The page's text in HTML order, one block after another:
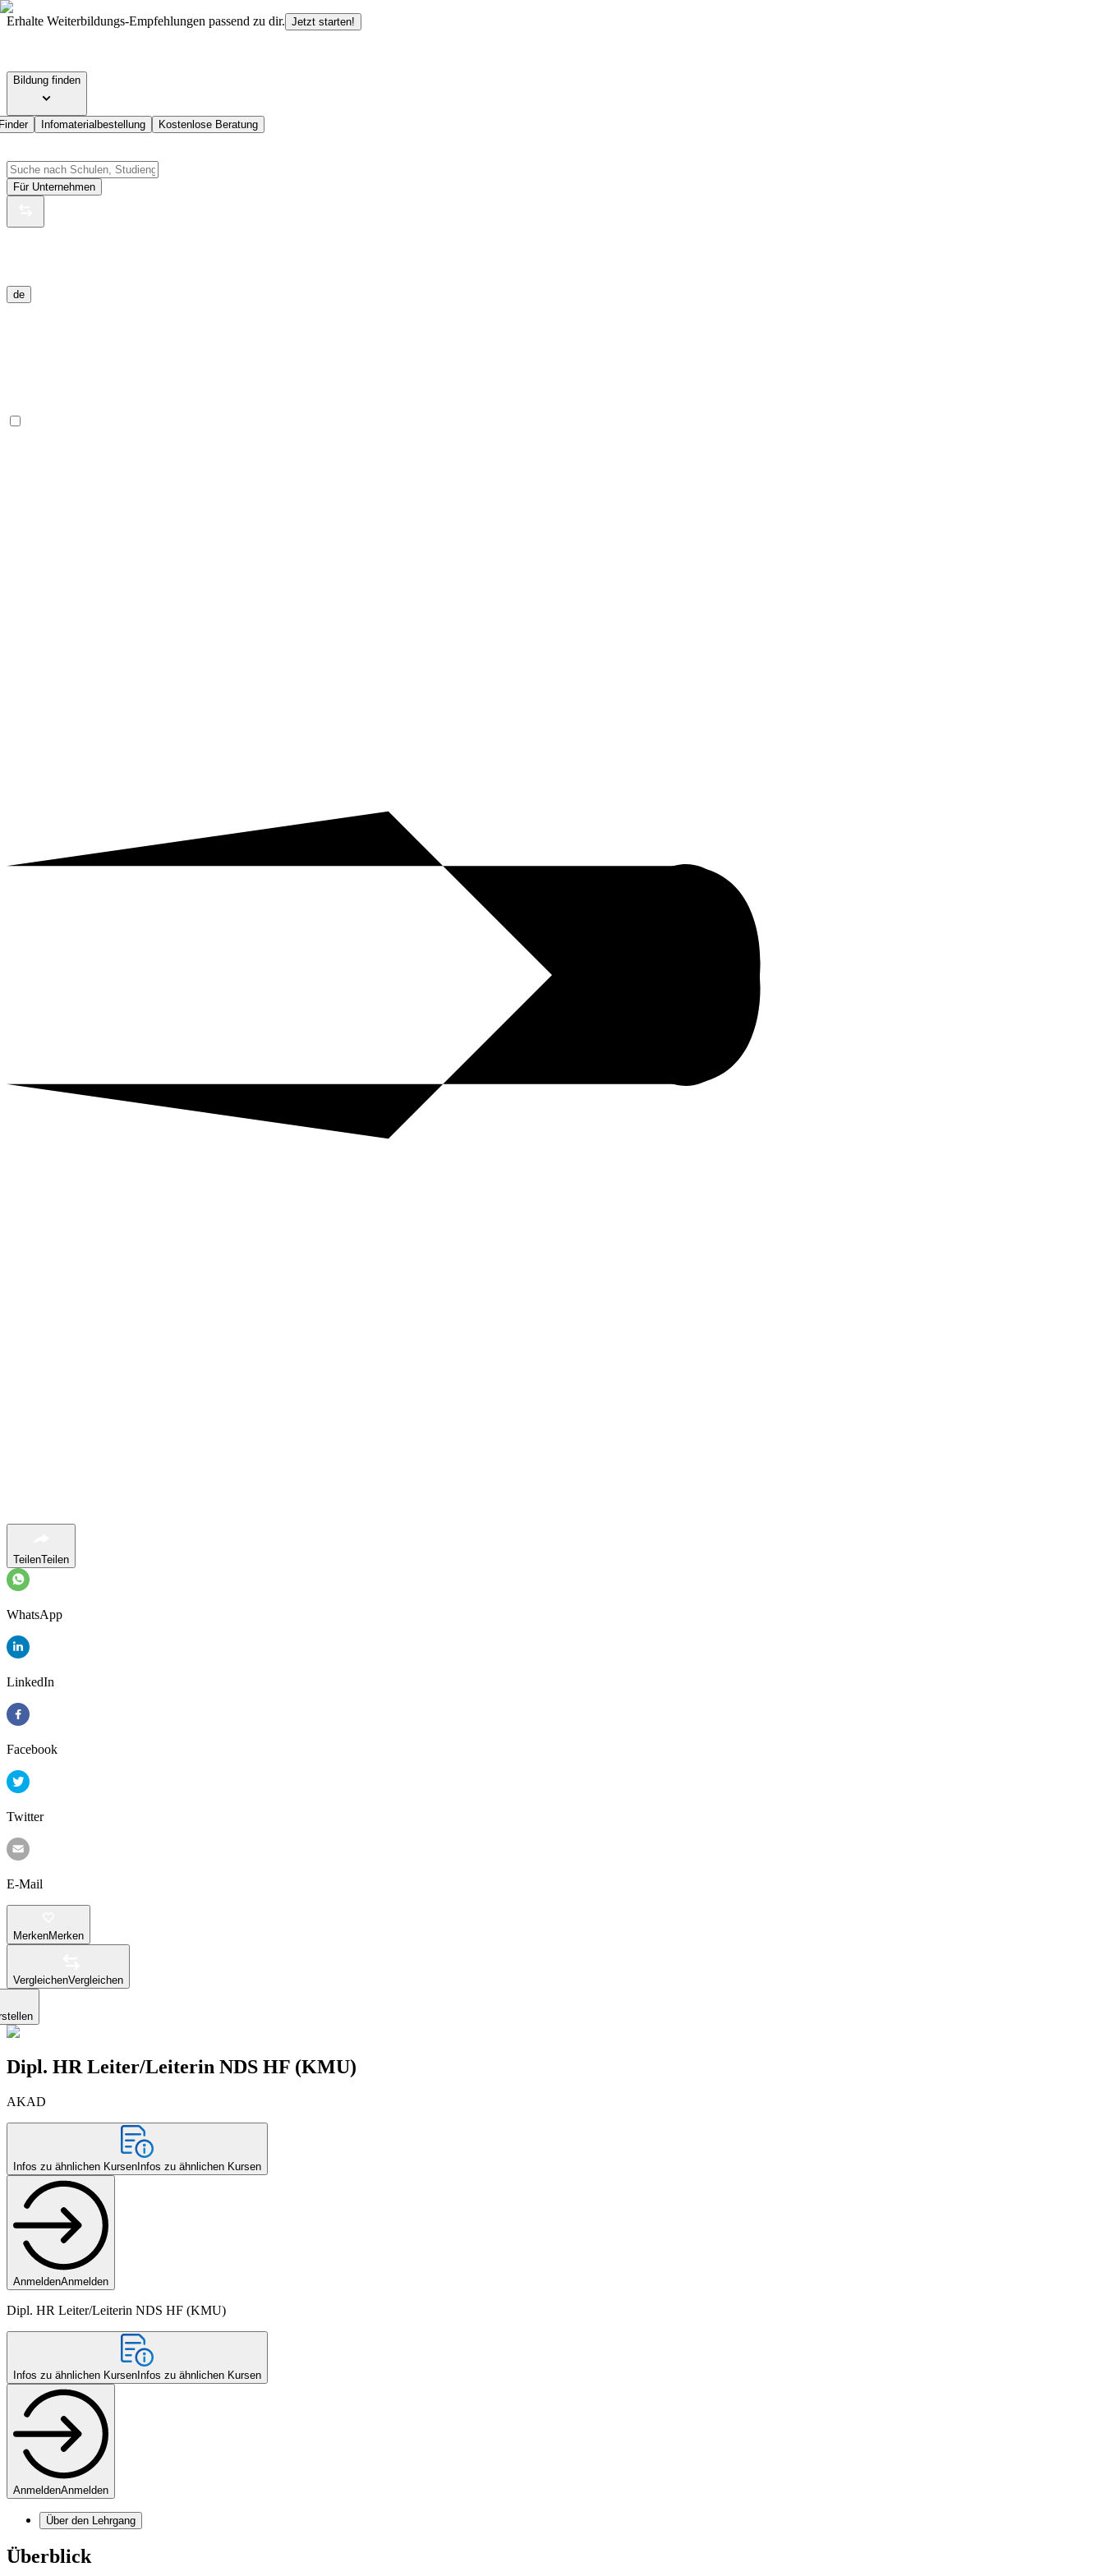
Erhalte Weiterbildungs-Empfehlungen passend zu dir. Jetzt starten!
Bildung finden
Infomaterialbestellung Kostenlose Beratung
Für Unternehmen
de
TeilenTeilen
WhatsApp
LinkedIn
Facebook
Twitter
E-Mail
MerkenMerken
VergleichenVergleichen
Dipl. HR Leiter/Leiterin NDS HF (KMU)
AKAD
Infos zu ähnlichen Kursen Infos zu ähnlichen Kursen
AnmeldenAnmelden
Dipl. HR Leiter/Leiterin NDS HF (KMU)
Infos zu ähnlichen Kursen Infos zu ähnlichen Kursen
AnmeldenAnmelden
Über den Lehrgang
Überblick